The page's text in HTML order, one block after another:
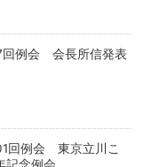
回例会 会長所信発表
回例会 東京立川こ